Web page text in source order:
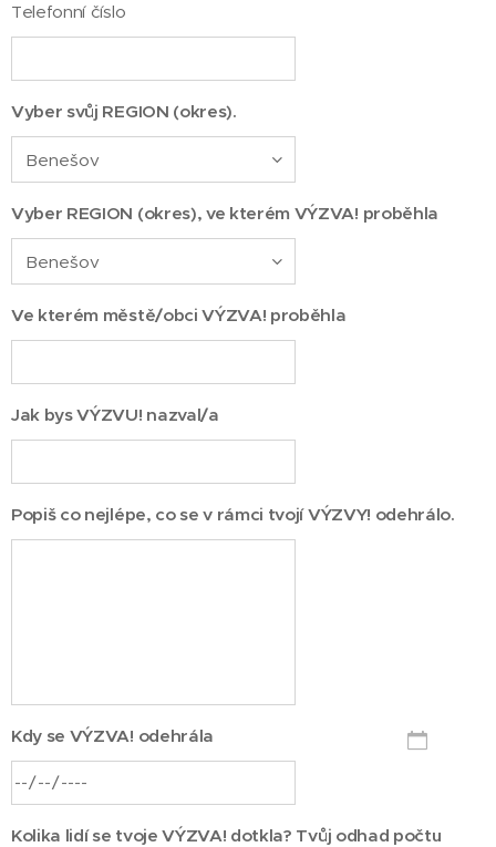
Telefonní číslo
Vyber svůj REGION (okres).
Vyber REGION (okres), ve kterém VÝZVA! proběhla
Ve kterém městě/obci VÝZVA! proběhla
Jak bys VÝZVU! nazval/a
Popiš co nejlépe, co se v rámci tvojí VÝZVY! odehrálo.
Kdy se VÝZVA! odehrála
Kolika lidí se tvoje VÝZVA! dotkla? Tvůj odhad počtu